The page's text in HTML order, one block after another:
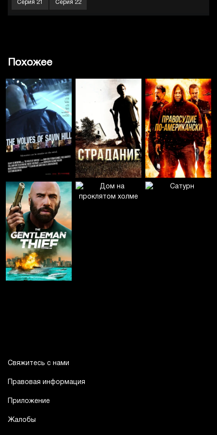
Серия 21 Серия 22
Похожее
Свяжитесь с нами
Правовая информация
Приложение
Жалобы